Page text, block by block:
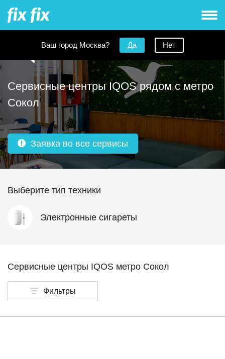
Ваш город Москва? Да Нет
Сервисные центры IQOS рядом с метро
Сокол
Заявка во все сервисы
Выберите тип техники
Электронные сигареты
Сервисные центры IQOS метро Сокол
Фильтры